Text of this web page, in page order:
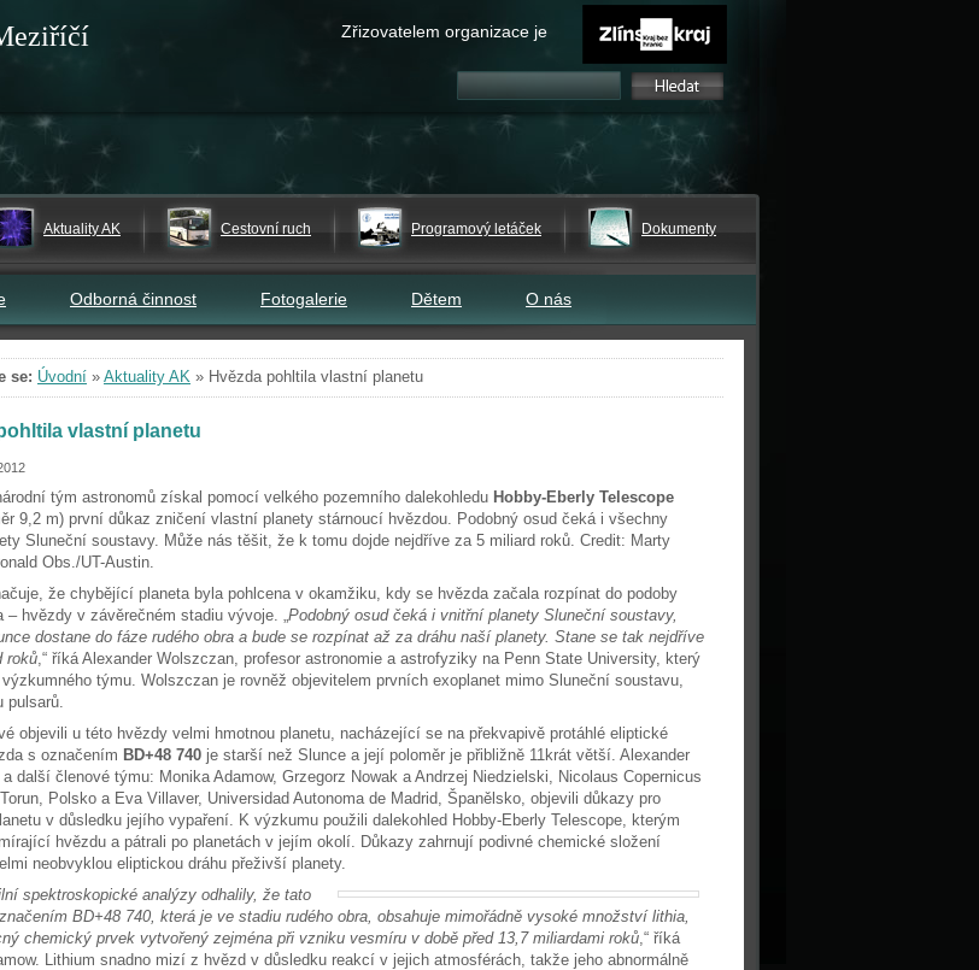
Zřizovatelem organizace je
Aktuality AK Cestovní ruch Programový letáček Dokumenty
Odborná činnost Fotogalerie Dětem O nás
se: Úvodní » Aktuality AK » Hvězda pohltila vlastní planetu
vlastní planetu
tým astronomů získal pomocí velkého pozemního dalekohledu Hobby-Eberly Telescope
9,2 m) první důkaz zničení vlastní planety stárnoucí hvězdou. Podobný osud čeká i všechny
Sluneční soustavy. Může nás těšit, že k tomu dojde nejdříve za 5 miliard roků. Credit: Marty
Obs./UT-Austin.
že chybějící planeta byla pohlcena v okamžiku, kdy se hvězda začala rozpínat do podoby
– hvězdy v závěrečném stadiu vývoje. „Podobný osud čeká i vnitřní planety Sluneční soustavy,
dostane do fáze rudého obra a bude se rozpínat až za dráhu naší planety. Stane se tak nejdříve
roků,“ říká Alexander Wolszczan, profesor astronomie a astrofyziky na Penn State University, který
výzkumného týmu. Wolszczan je rovněž objevitelem prvních exoplanet mimo Sluneční soustavu,
pulsarů.
objevili u této hvězdy velmi hmotnou planetu, nacházející se na překvapivě protáhlé eliptické
s označením BD+48 740 je starší než Slunce a její poloměr je přibližně 11krát větší. Alexander
další členové týmu: Monika Adamow, Grzegorz Nowak a Andrzej Niedzielski, Nicolaus Copernicus
Polsko a Eva Villaver, Universidad Autonoma de Madrid, Španělsko, objevili důkazy pro
v důsledku jejího vypaření. K výzkumu použili dalekohled Hobby-Eberly Telescope, kterým
hvězdu a pátrali po planetách v jejím okolí. Důkazy zahrnují podivné chemické složení
neobvyklou eliptickou dráhu přeživší planety.
spektroskopické analýzy odhalily, že tato
BD+48 740, která je ve stadiu rudého obra, obsahuje mimořádně vysoké množství lithia,
chemický prvek vytvořený zejména při vzniku vesmíru v době před 13,7 miliardami roků,“ říká
Lithium snadno mizí z hvězd v důsledku reakcí v jejich atmosférách, takže jeho abnormálně